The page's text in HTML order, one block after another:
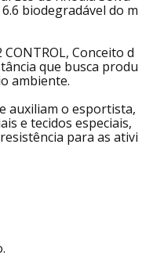
Soul Eco, Tecido pro
Eco de Rhodia Solva
biodegradável do m
Conceito d
que busca produ
ambiente.
para as ativi